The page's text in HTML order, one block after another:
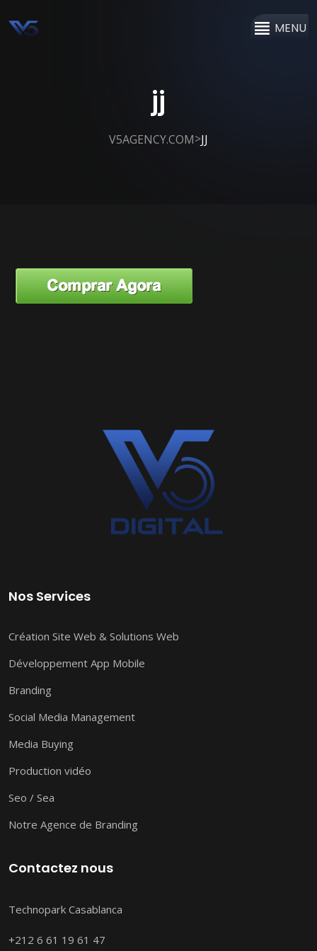
MENU
jj
V5AGENCY.COM>JJ
Nos Services
Création Site Web & Solutions Web
Développement App Mobile
Branding
Social Media Management
Media Buying
Production vidéo
Seo / Sea
Notre Agence de Branding
Contactez nous
Technopark Casablanca
+212 6 61 19 61 47